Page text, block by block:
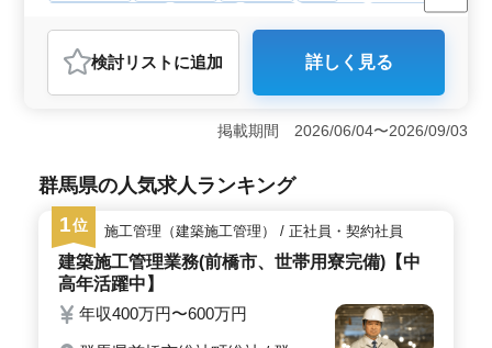
派遣社員
おすすめポイント
＜残業少なめで働きやすい環境＞ 残業少なめで業務後
の時間も確保しやすく、無理なく働きやすい環境です。
長期勤務を続けやすい勤務体制で、安定した生活リズム
かせる業務内容＞ カー用品販売店でタイヤ交換、点
検、オーディオ・ETC取付、オイル交換作業などを担当
します。これまでの整備経験や資格を活かして、幅広い
作業に対応する整備スタッフとして活躍できます。
＜車通勤＋待遇充実で安心＞ 車通勤が可能で通勤負担
を抑えられる環境です。交通費支給や賞与、社会保険完
備に加えて退職金制度もあり、福利厚生が整った環境で
検討リスト に追加 詳しく見る
掲載期間 2026/06/04〜2026/09/03
群馬県の人気求人ランキング
1位 施工管理（建築施工管理） / 正社員・契約社員
建築施工管理業務(前橋市、世帯用寮完備)【中
高年活躍中】
年収400万円〜600万円